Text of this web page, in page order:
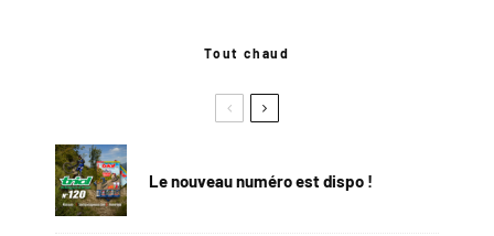
Tout chaud
Le nouveau numéro est dispo !